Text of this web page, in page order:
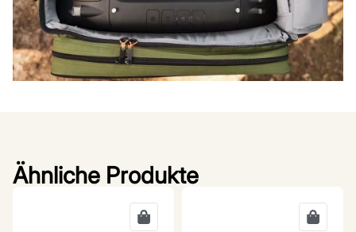
Ähnliche Produkte